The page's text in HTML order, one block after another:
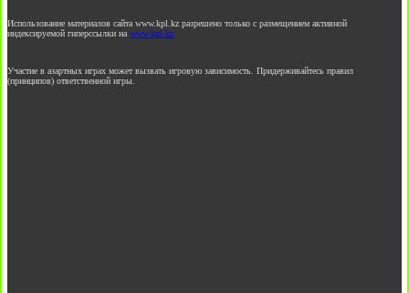
Использование материалов сайта www.kpl.kz разрешено только с размещением активной
индексируемой гиперссылки на www.kpl.kz
Участие в азартных играх может вызвать игровую зависимость. Придерживайтесь правил
(принципов) ответственной игры.